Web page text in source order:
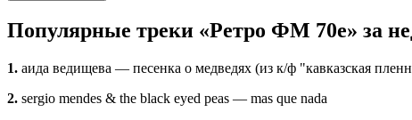
Популярные треки «Ретро ФМ 70е» за
1. аида ведищева — песенка о медведях (из к/ф "кавказская
2. sergio mendes & the black eyed peas — mas que nada